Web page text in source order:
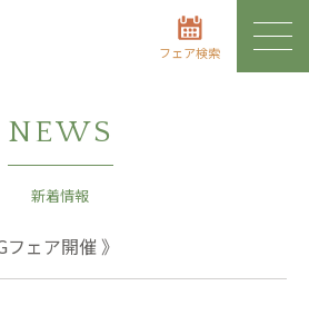
フェア検索
NEWS
新着情報
ェア開催 》